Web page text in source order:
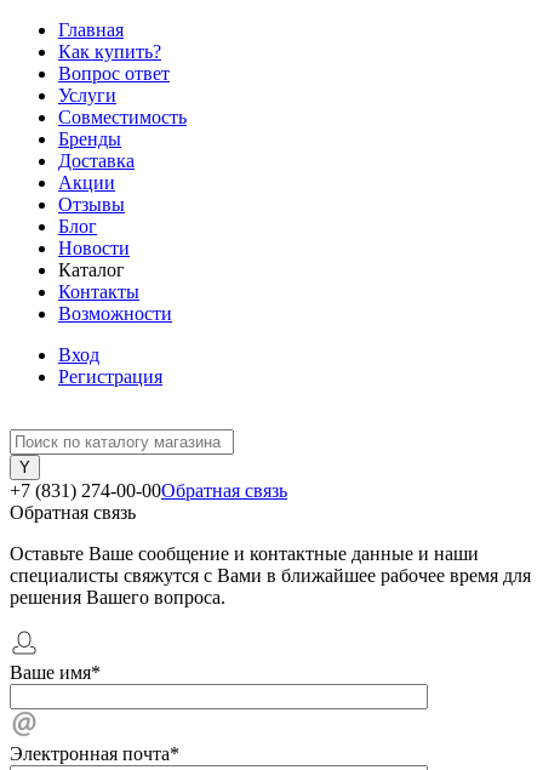
Главная
Как купить?
Вопрос ответ
Услуги
Совместимость
Бренды
Доставка
Акции
Отзывы
Блог
Новости
Каталог
Контакты
Возможности
Вход
Регистрация
+7 (831) 274-00-00Обратная связь
Обратная связь
Оставьте Ваше сообщение и контактные данные и наши
специалисты свяжутся с Вами в ближайшее рабочее время для
решения Вашего вопроса.
Ваше имя*
Электронная почта*